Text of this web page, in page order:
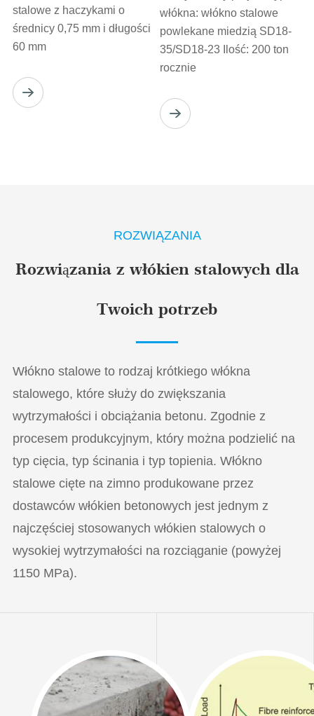
stalowe z haczykami o
średnicy 0,75 mm i długości
60 mm
włókna: włókno stalowe
powlekane miedzią SD18-
35/SD18-23 Ilość: 200 ton
rocznie
ROZWIĄZANIA
Rozwiązania z włókien stalowych dla
Twoich potrzeb
Włókno stalowe to rodzaj krótkiego włókna
stalowego, które służy do zwiększania
wytrzymałości i obciążania betonu. Zgodnie z
procesem produkcyjnym, który można podzielić na
typ cięcia, typ ścinania i typ topienia. Włókno
stalowe cięte na zimno produkowane przez
dostawców włókien betonowych jest jednym z
najczęściej stosowanych włókien stalowych o
wysokiej wytrzymałości na rozciąganie (powyżej
1150 MPa).